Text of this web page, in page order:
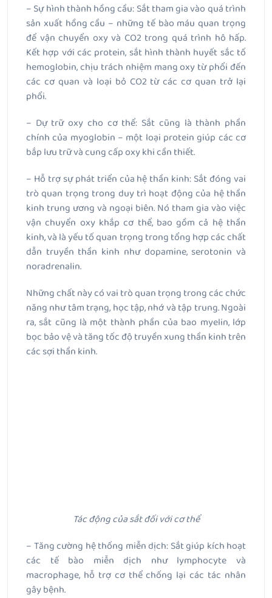
– Sự hình thành hồng cầu: Sắt tham gia vào quá trình
sản xuất hồng cầu – những tế bào máu quan trọng
để vận chuyển oxy và CO2 trong quá trình hô hấp.
Kết hợp với các protein, sắt hình thành huyết sắc tố
hemoglobin, chịu trách nhiệm mang oxy từ phổi đến
các cơ quan và loại bỏ CO2 từ các cơ quan trở lại
phổi.
– Dự trữ oxy cho cơ thể: Sắt cũng là thành phần
chính của myoglobin – một loại protein giúp các cơ
bắp lưu trữ và cung cấp oxy khi cần thiết.
– Hỗ trợ sự phát triển của hệ thần kinh: Sắt đóng vai
trò quan trọng trong duy trì hoạt động của hệ thần
kinh trung ương và ngoại biên. Nó tham gia vào việc
vận chuyển oxy khắp cơ thể, bao gồm cả hệ thần
kinh, và là yếu tố quan trọng trong tổng hợp các chất
dẫn truyền thần kinh như dopamine, serotonin và
noradrenalin.
Những chất này có vai trò quan trọng trong các chức
năng như tâm trạng, học tập, nhớ và tập trung. Ngoài
ra, sắt cũng là một thành phần của bao myelin, lớp
bọc bảo vệ và tăng tốc độ truyền xung thần kinh trên
các sợi thần kinh.
Tác động của sắt đối với cơ thể
– Tăng cường hệ thống miễn dịch: Sắt giúp kích hoạt
các tế bào miễn dịch như lymphocyte và
macrophage, hỗ trợ cơ thể chống lại các tác nhân
gây bệnh.